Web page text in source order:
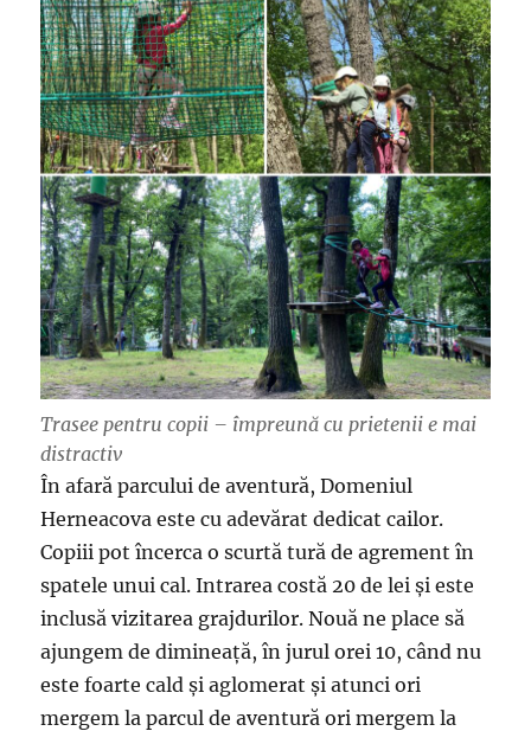
Trasee pentru copii – împreună cu prietenii e mai
distractiv
În afară parcului de aventură, Domeniul
Herneacova este cu adevărat dedicat cailor.
Copiii pot încerca o scurtă tură de agrement în
spatele unui cal. Intrarea costă 20 de lei și este
inclusă vizitarea grajdurilor. Nouă ne place să
ajungem de dimineață, în jurul orei 10, când nu
este foarte cald și aglomerat și atunci ori
mergem la parcul de aventură ori mergem la